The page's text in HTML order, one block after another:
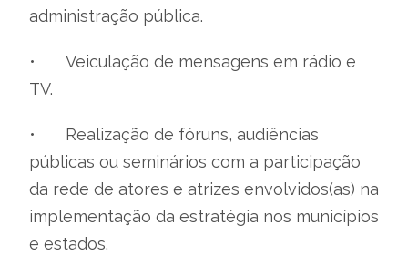
administração pública.
•
Veiculação de mensagens em rádio e
TV.
•
Realização de fóruns, audiências
públicas ou seminários com a participação
da rede de atores e atrizes envolvidos(as) na
implementação da estratégia nos municípios
e estados.